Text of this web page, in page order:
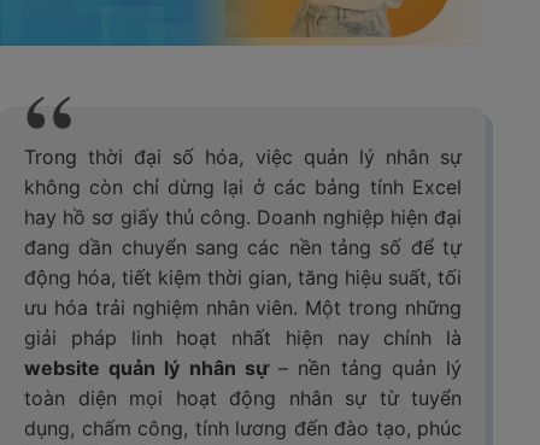
Trong thời đại số hóa, việc quản lý nhân sự
không còn chỉ dừng lại ở các bảng tính Excel
hay hồ sơ giấy thủ công. Doanh nghiệp hiện đại
đang dần chuyển sang các nền tảng số để tự
động hóa, tiết kiệm thời gian, tăng hiệu suất, tối
ưu hóa trải nghiệm nhân viên. Một trong những
giải pháp linh hoạt nhất hiện nay chính là
website quản lý nhân sự– nền tảng quản lý
toàn diện mọi hoạt động nhân sự từ tuyển
dụng, chấm công, tính lương đến đào tạo, phúc